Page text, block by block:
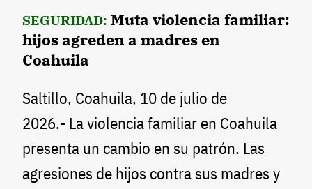
SEGURIDAD: Muta violencia familiar:
hijos agreden a madres en
Coahuila
Saltillo, Coahuila, 10 de julio de
2026.- La violencia familiar en Coahuila
presenta un cambio en su patrón. Las
agresiones de hijos contra sus madres y